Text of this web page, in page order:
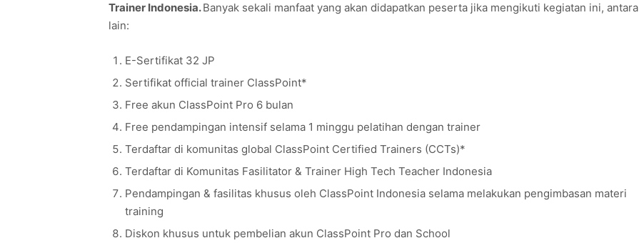
Trainer Indonesia.Banyak sekali manfaat yang akan didapatkan peserta jika mengikuti kegiatan ini, antara
lain:
E-Sertifikat 32 JP
Sertifikat official trainer ClassPoint*
Free akun ClassPoint Pro 6 bulan
Free pendampingan intensif selama 1 minggu pelatihan dengan trainer
Terdaftar di komunitas global ClassPoint Certified Trainers (CCTs)*
Terdaftar di Komunitas Fasilitator & Trainer High Tech Teacher Indonesia
Pendampingan & fasilitas khusus oleh ClassPoint Indonesia selama melakukan pengimbasan materi
training
Diskon khusus untuk pembelian akun ClassPoint Pro dan School